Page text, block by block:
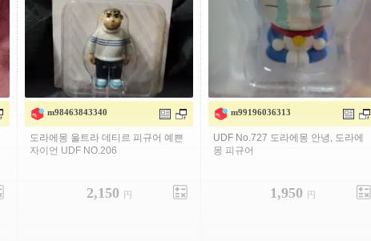
m98463843340
도라에몽 울트라 데티르 피규어 예쁜
자이언 UDF NO.206
2,150 円
m99196036313
UDF No.727 도라에몽 안녕, 도라에
몽 피규어
1,950 円